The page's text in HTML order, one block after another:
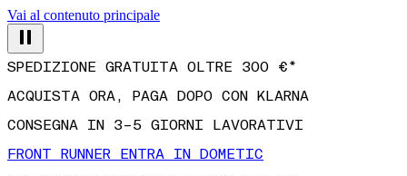
Vai al contenuto principale
SPEDIZIONE GRATUITA OLTRE 300 €*
ACQUISTA ORA, PAGA DOPO CON KLARNA
CONSEGNA IN 3–5 GIORNI LAVORATIVI
FRONT RUNNER ENTRA IN DOMETIC